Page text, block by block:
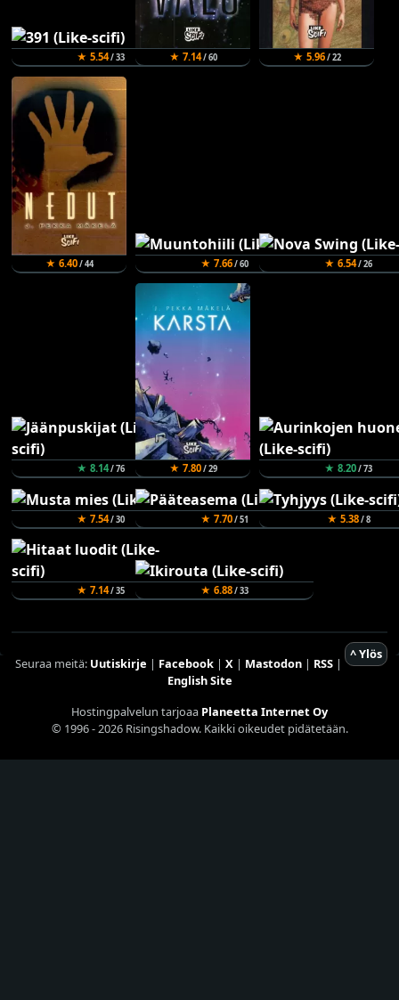
★ 5.54/ 33 ★ 7.14/ 60 ★ 5.96/ 22
★ 6.40/ 44 ★ 7.66/ 60 ★ 6.54/ 26
★ 8.14/ 76 ★ 7.80/ 29 ★ 8.20/ 73
★ 7.54/ 30 ★ 7.70/ 51 ★ 5.38/ 8
★ 7.14/ 35 ★ 6.88/ 33
^ Ylös
Seuraa meitä: Uutiskirje | Facebook| X| Mastodon| RSS|
English Site
Hostingpalvelun tarjoaa Planeetta Internet Oy
© 1996 - 2026 Risingshadow. Kaikki oikeudet pidätetään.